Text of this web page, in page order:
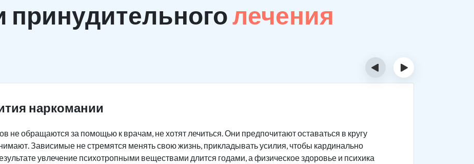
принудительноголечения
наркомании
не обращаются за помощью к врачам, не хотят лечиться. Они предпочитают оставаться в кругу
Зависимые не стремятся менять свою жизнь, прикладывать усилия, чтобы кардинально
увлечение психотропными веществами длится годами, а физическое здоровье и психика
‹ ›